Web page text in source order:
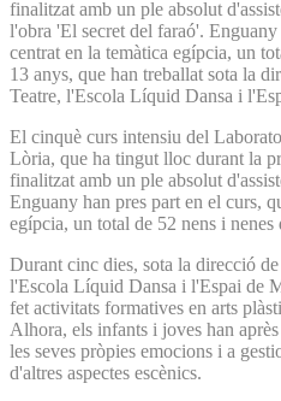
finalitzat amb un ple absolut
l'obra 'El secret del faraó'.
centrat en la temàtica egípcia, un
13 anys, que han treballat sota la
Teatre, l'Escola Líquid Dansa i
El cinquè curs intensiu del
Lòria, que ha tingut lloc durant la
finalitzat amb un ple absolut
Enguany han pres part en el curs,
egípcia, un total de 52 nens i nenes
Durant cinc dies, sota la direcció
l'Escola Líquid Dansa i l'Espai de
fet activitats formatives en arts
Alhora, els infants i joves han
les seves pròpies emocions i a
d'altres aspectes escènics.